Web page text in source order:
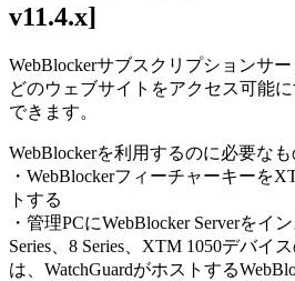
v11.4.x]
WebBlockerサブスクリプションサ
どのウェブサイトをアクセス可能
できます。
WebBlockerを利用するのに必要なも
・WebBlockerフィーチャーキーを
トする
・管理PCにWebBlocker Serverをイ
Series、8 Series、XTM 1050デバイ
は、WatchGuardがホストする